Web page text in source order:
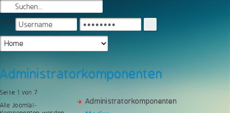
Login
Administratorkomponenten
Administratorkomponenten
Seite 1 von 7
Alle Joomla!-